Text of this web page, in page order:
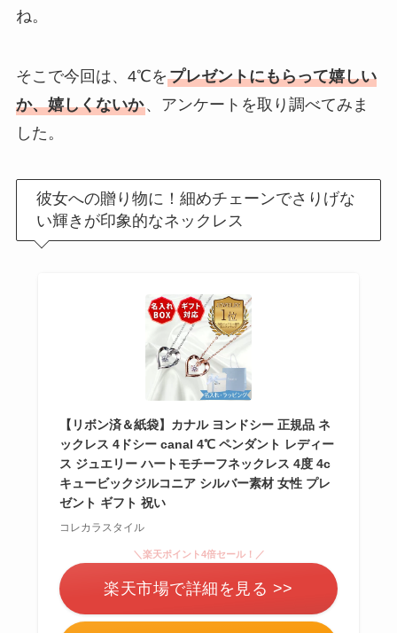
トは嬉しくない？重
いしもらってもいら
ハンカチ•ハンドタオ
ルのプレゼントは嬉
しくない
ボールペンのプレゼ
ントは嬉しくない
男女のブランドや名
入れはどうする？
【691人回答】 ハンド
クリームのプレゼン
トは嬉しくない ？セ
【男女100人回答】
フラーのプレゼント
嬉しくない？重いし
ね。
そこで今回は、4℃をプレゼントにもらって嬉しい
か、嬉しくないか、アンケートを取り調べてみま
した。
彼女への贈り物に！細めチェーンでさりげな
い輝きが印象的なネックレス
【リボン済＆紙袋】カナル ヨンドシー 正規品 ネ
ックレス 4ドシー canal 4℃ ペンダント レディー
ス ジュエリー ハートモチーフネックレス 4度 4c
キュービックジルコニア シルバー素材 女性 プレ
ゼント ギフト 祝い
コレカラスタイル
＼楽天ポイント4倍セール！／
楽天市場で詳細を見る >>